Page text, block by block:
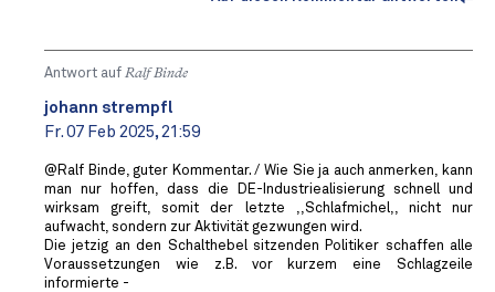
Antwort auf Ralf Binde
johann strempfl
Fr. 07 Feb 2025, 21:59
@Ralf Binde, guter Kommentar. / Wie Sie ja auch anmerken, kann
man nur hoffen, dass die DE-Industriealisierung schnell und
wirksam greift, somit der letzte ,,Schlafmichel,, nicht nur
aufwacht, sondern zur Aktivität gezwungen wird.
Die jetzig an den Schalthebel sitzenden Politiker schaffen alle
Voraussetzungen wie z.B. vor kurzem eine Schlagzeile
informierte -